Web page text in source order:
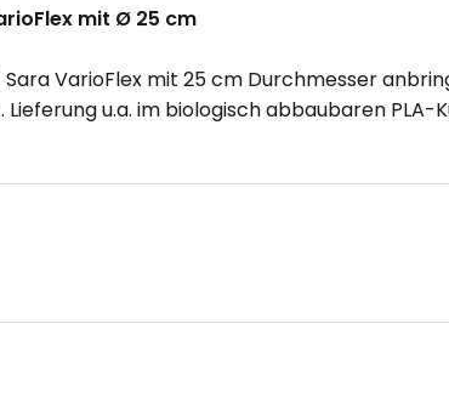
mit Ø 25 cm
VarioFlex mit 25 cm Durchmesser
u.a. im biologisch abbaubaren PLA-